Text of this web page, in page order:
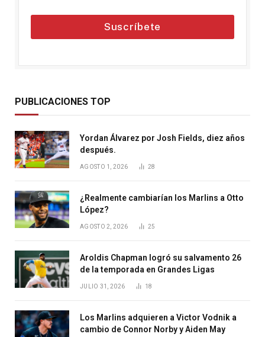
Suscríbete
PUBLICACIONES TOP
Yordan Álvarez por Josh Fields, diez años
después.
AGOSTO 1, 2026 28
¿Realmente cambiarían los Marlins a Otto
López?
AGOSTO 2, 2026 25
Aroldis Chapman logró su salvamento 26
de la temporada en Grandes Ligas
JULIO 31, 2026 18
Los Marlins adquieren a Victor Vodnik a
cambio de Connor Norby y Aiden May